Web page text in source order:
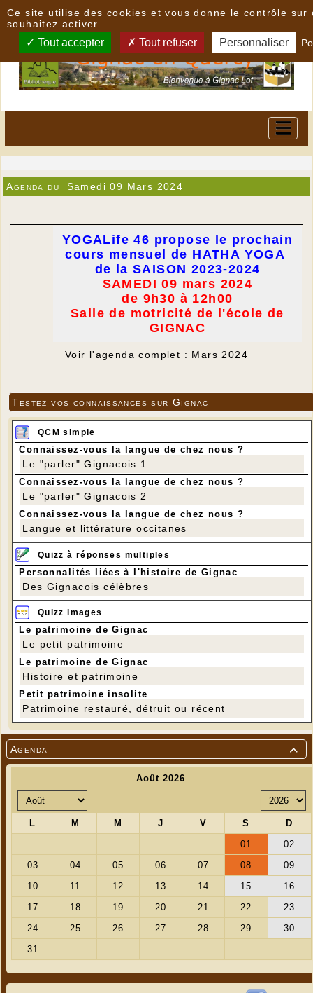

Agenda
Agenda du Samedi 09 Mars 2024
YOGALife 46 propose le prochain
cours mensuel de HATHA YOGA
de la SAISON 2023-2024
SAMEDI 09 mars 2024
de 9h30 à 12h00
Salle de motricité de l'école de
GIGNAC
Voir l'agenda complet : Mars 2024
Testez vos connaissances sur Gignac
QCM simple
Connaissez-vous la langue de chez nous ?
Le "parler" Gignacois 1
Connaissez-vous la langue de chez nous ?
Le "parler" Gignacois 2
Connaissez-vous la langue de chez nous ?
Langue et littérature occitanes
Quizz à réponses multiples
Personnalités liées à l'histoire de Gignac
Des Gignacois célèbres
Quizz images
Le patrimoine de Gignac
Le petit patrimoine
Le patrimoine de Gignac
Histoire et patrimoine
Petit patrimoine insolite
Patrimoine restauré, détruit ou récent
Ce site utilise des cookies et vous donne le contrôle sur
souhaitez activer
Tout accepter Tout refuser Personnaliser